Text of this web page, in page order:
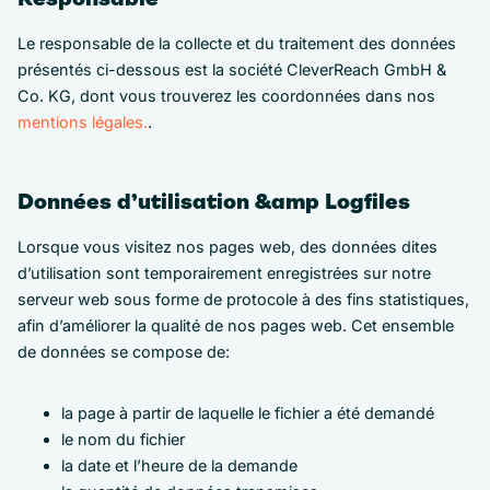
Le responsable de la collecte et du traitement des données
présentés ci-dessous est la société CleverReach GmbH &
Co. KG, dont vous trouverez les coordonnées dans nos
mentions légales..
Données d’utilisation &amp Logfiles
Lorsque vous visitez nos pages web, des données dites
d’utilisation sont temporairement enregistrées sur notre
serveur web sous forme de protocole à des fins statistiques,
afin d’améliorer la qualité de nos pages web. Cet ensemble
de données se compose de:
la page à partir de laquelle le fichier a été demandé
le nom du fichier
la date et l’heure de la demande